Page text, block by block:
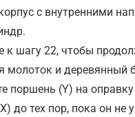
с внутренними
к шагу 22, чтобы
молоток и деревянный
поршень (Y) на
до тех пор, пока он не